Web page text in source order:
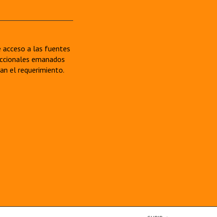
acceso a las fuentes
emanados
el requerimiento.